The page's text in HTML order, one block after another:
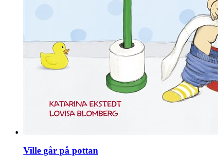
Ville går på pottan